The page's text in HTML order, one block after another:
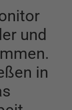
und
in